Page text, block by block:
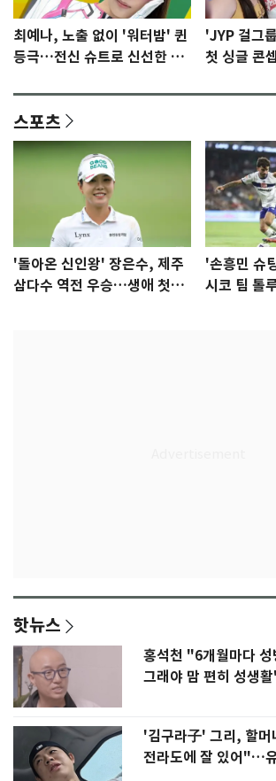
최예나, 노출 없이 '워터밤' 퀸
등극…전신 슈트로 신선한 충
'JYP 걸그
첫 싱글 콘
스포츠
'돌아온 신인왕' 장은수, 제주
삼다수 역전 우승…생애 첫승
'손흥민 슈
시코 팀 톨
핫뉴스
홍석천 "6개월마다
그래야 맘 편히 성생
'김구라子' 그리, 할머
전라도에 잘 있어"…